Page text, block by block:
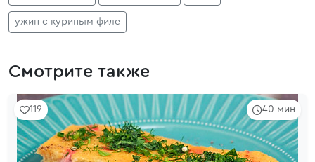
ужин с куриным филе
Смотрите также
40 мин
119